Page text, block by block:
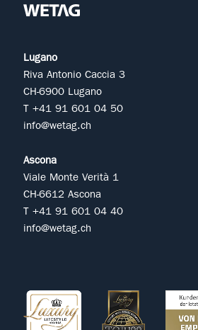
Lugano
Riva Antonio Caccia 3
CH-6900 Lugano
T +41 91 601 04 50
info@wetag.ch
Ascona
Viale Monte Verità 1
CH-6612 Ascona
T +41 91 601 04 40
info@wetag.ch